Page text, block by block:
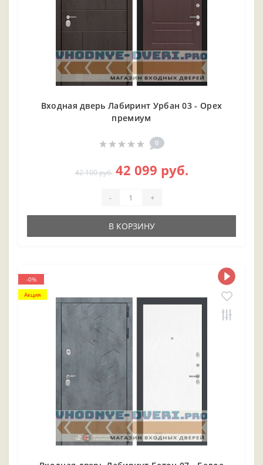
Входная дверь Лабиринт Урбан 03 - Орех
премиум
0
42 100 руб. 42 099 руб.
- +
В КОРЗИНУ
-0%
Акция